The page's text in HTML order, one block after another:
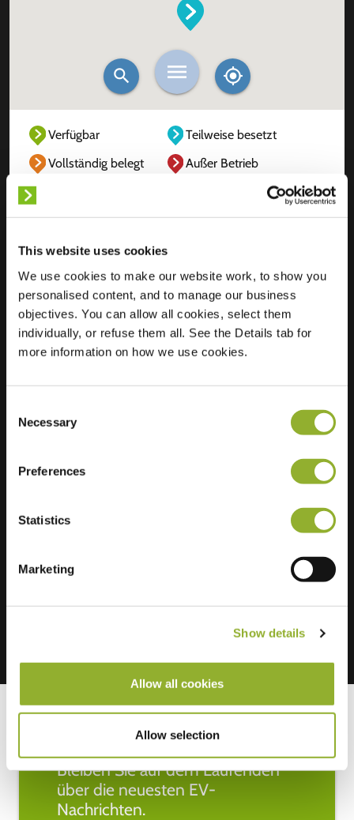
This website uses cookies
We use cookies to make our website work, to show you
personalised content, and to manage our business
objectives. You can allow all cookies, select them
individually, or refuse them all. See the Details tab for
more information on how we use cookies.
Selection
Necessary
Preferences
Statistics
Marketing
Show details
Allow all cookies
Allow selection
Verfügbar
Teilweise besetzt
Vollständig belegt
Außer Betrieb
Standort
Koning Albertpark 8
8500 Kortrijk
Belgien
Bleiben Sie auf dem Laufenden
über die neuesten EV-
Nachrichten.